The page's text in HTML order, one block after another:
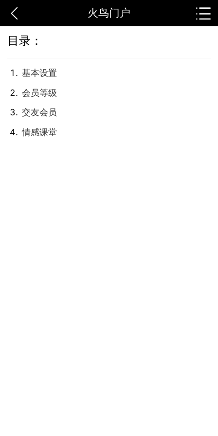
火鸟门户
目录：
基本设置
会员等级
交友会员
情感课堂